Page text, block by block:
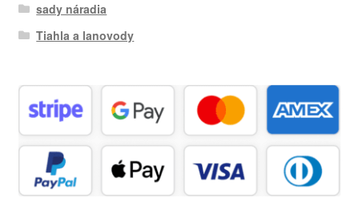
sady náradia
Tiahla a lanovody